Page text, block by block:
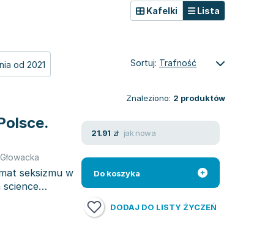
od 2021
Kafelki Lista
Sortuj: Trafność
Znaleziono: 2 produktów
seksizmu w
21.91 zł jak nowa
Do koszyka
DODAJ DO LISTY ŻYCZEŃ